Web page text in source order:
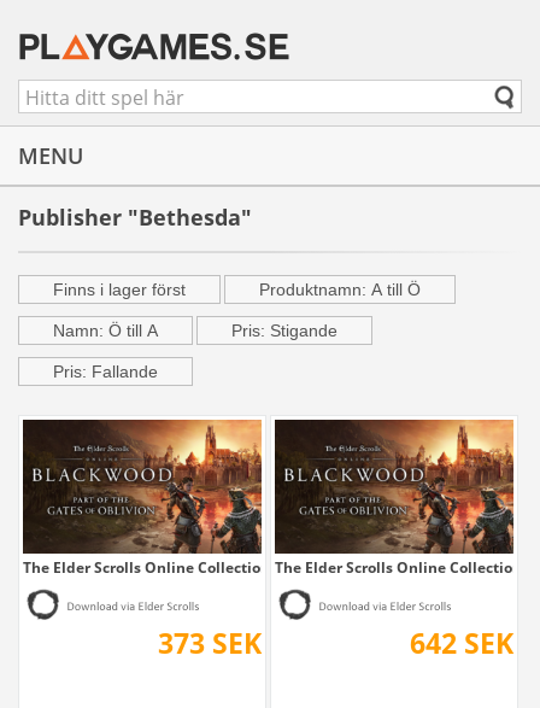
MENU
Publisher "Bethesda"
Finns i lager först Produktnamn: A till Ö
Namn: Ö till A Pris: Stigande
Pris: Fallande
The Elder Scrolls Online Collection:...
373 SEK
The Elder Scrolls Online Collection:...
642 SEK